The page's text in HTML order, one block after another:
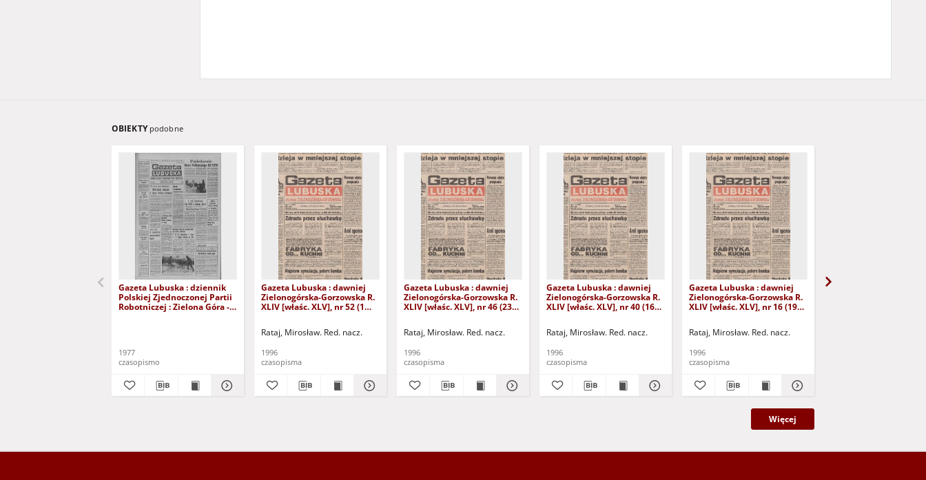
OBIEKTY podobne
Gazeta Lubuska : dziennik
Polskiej Zjednoczonej Partii
Robotniczej : Zielona Góra -
1977
czasopismo
Gazeta Lubuska : dawniej
Zielonogórska-Gorzowska R.
XLIV [właśc. XLV], nr 52 (1
Rataj, Mirosław. Red. nacz.
1996
czasopisma
Gazeta Lubuska : dawniej
Zielonogórska-Gorzowska R.
XLIV [właśc. XLV], nr 46 (23
Rataj, Mirosław. Red. nacz.
1996
czasopisma
Gazeta Lubuska : dawniej
Zielonogórska-Gorzowska R.
XLIV [właśc. XLV], nr 40 (16
Rataj, Mirosław. Red. nacz.
1996
czasopisma
Gazeta Lubuska : dawniej
Zielonogórska-Gorzowska R.
XLIV [właśc. XLV], nr 16 (19
Rataj, Mirosław. Red. nacz.
1996
czasopisma
Więcej